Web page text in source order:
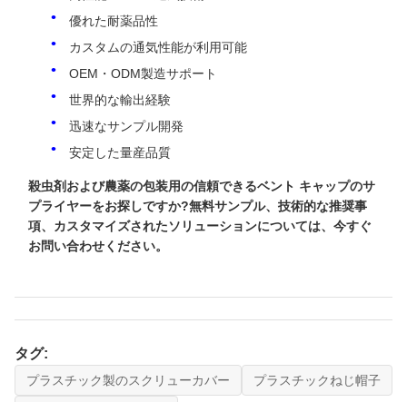
優れた耐薬品性
カスタムの通気性能が利用可能
OEM・ODM製造サポート
世界的な輸出経験
迅速なサンプル開発
安定した量産品質
殺虫剤および農薬の包装用の信頼できるベント キャップのサ
プライヤーをお探しですか?無料サンプル、技術的な推奨事
項、カスタマイズされたソリューションについては、今すぐ
お問い合わせください。
タグ:
プラスチック製のスクリューカバー プラスチックねじ帽子